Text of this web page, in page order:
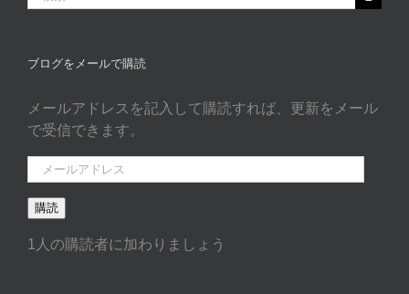
リ
索
ブログをメールで購読
メールアドレスを記入して購読すれば、更新をメール
で受信できます。
ー
ル
ド
購読
1人の購読者に加わりましょう